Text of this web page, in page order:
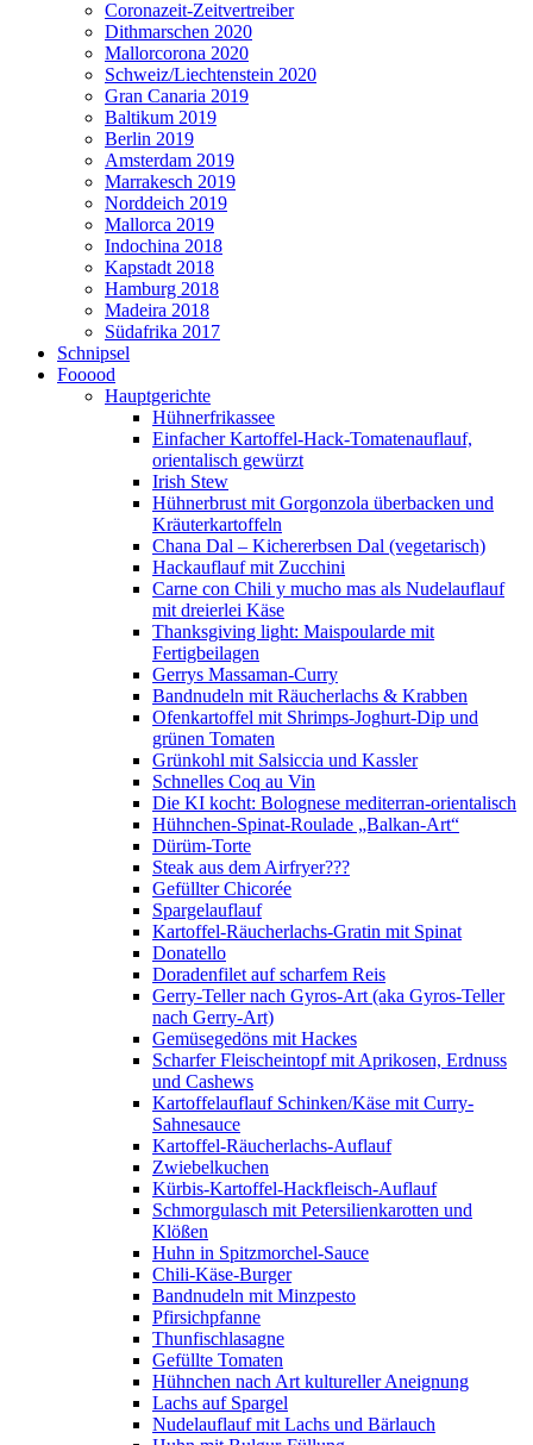
Coronazeit-Zeitvertreiber
Dithmarschen 2020
Mallorcorona 2020
Schweiz/Liechtenstein 2020
Gran Canaria 2019
Baltikum 2019
Berlin 2019
Amsterdam 2019
Marrakesch 2019
Norddeich 2019
Mallorca 2019
Indochina 2018
Kapstadt 2018
Hamburg 2018
Madeira 2018
Südafrika 2017
Schnipsel
Fooood
Hauptgerichte
Hühnerfrikassee
Einfacher Kartoffel-Hack-Tomatenauflauf,
orientalisch gewürzt
Irish Stew
Hühnerbrust mit Gorgonzola überbacken und
Kräuterkartoffeln
Chana Dal – Kichererbsen Dal (vegetarisch)
Hackauflauf mit Zucchini
Carne con Chili y mucho mas als Nudelauflauf
mit dreierlei Käse
Thanksgiving light: Maispoularde mit
Fertigbeilagen
Gerrys Massaman-Curry
Bandnudeln mit Räucherlachs & Krabben
Ofenkartoffel mit Shrimps-Joghurt-Dip und
grünen Tomaten
Grünkohl mit Salsiccia und Kassler
Schnelles Coq au Vin
Die KI kocht: Bolognese mediterran-orientalisch
Hühnchen-Spinat-Roulade „Balkan-Art“
Dürüm-Torte
Steak aus dem Airfryer???
Gefüllter Chicorée
Spargelauflauf
Kartoffel-Räucherlachs-Gratin mit Spinat
Donatello
Doradenfilet auf scharfem Reis
Gerry-Teller nach Gyros-Art (aka Gyros-Teller
nach Gerry-Art)
Gemüsegedöns mit Hackes
Scharfer Fleischeintopf mit Aprikosen, Erdnuss
und Cashews
Kartoffelauflauf Schinken/Käse mit Curry-
Sahnesauce
Kartoffel-Räucherlachs-Auflauf
Zwiebelkuchen
Kürbis-Kartoffel-Hackfleisch-Auflauf
Schmorgulasch mit Petersilienkarotten und
Klößen
Huhn in Spitzmorchel-Sauce
Chili-Käse-Burger
Bandnudeln mit Minzpesto
Pfirsichpfanne
Thunfischlasagne
Gefüllte Tomaten
Hühnchen nach Art kultureller Aneignung
Lachs auf Spargel
Nudelauflauf mit Lachs und Bärlauch